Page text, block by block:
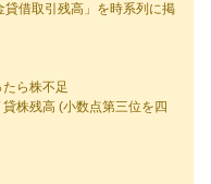
借取引残高」を時系列に掲
ら株不足
株残高 (小数点第三位を四